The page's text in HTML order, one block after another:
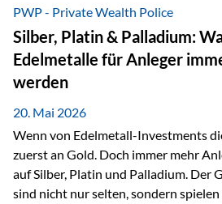
monetäre Rolle zurück Gold erlebt
bemerkenswerte Renaissance als
Treiber sind Rekordkäufe der
Spannungen und ein schleichender
ungedeckte Papierwährungen. Wie
Vertrauensverlust ausfällt, zeigt ein
PWP - Private Wealth Police
Silber, Platin & Palladium:
Edelmetalle für Anleger
werden
20. Mai 2026
Wenn von Edelmetall-Investments
zuerst an Gold. Doch immer mehr
auf Silber, Platin und Palladium. Der
sind nicht nur selten, sondern spielen